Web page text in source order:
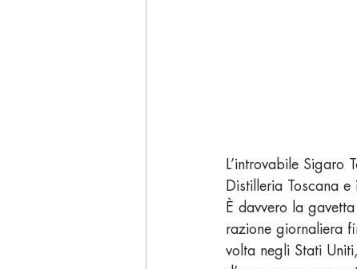
L’introvabile Sigaro
Distilleria Toscana
È davvero la
razione giornaliera
volta negli Stati